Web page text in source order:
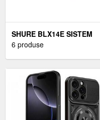
SHURE BLX14E SISTEM
FĂRĂ FIR K3E: 606-630
6 produse